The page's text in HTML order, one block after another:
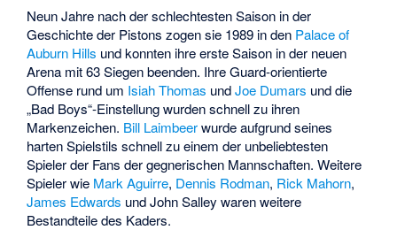
Neun Jahre nach der schlechtesten Saison in der
Geschichte der Pistons zogen sie 1989 in den Palace of
Auburn Hills und konnten ihre erste Saison in der neuen
Arena mit 63 Siegen beenden. Ihre Guard-orientierte
Offense rund um Isiah Thomas undJoe Dumars und die
„Bad Boys“-Einstellung wurden schnell zu ihren
Markenzeichen. Bill Laimbeerwurde aufgrund seines
harten Spielstils schnell zu einem der unbeliebtesten
Spieler der Fans der gegnerischen Mannschaften. Weitere
Spieler wie Mark Aguirre, Dennis Rodman, Rick Mahorn,
James Edwards und John Salley waren weitere
Bestandteile des Kaders.